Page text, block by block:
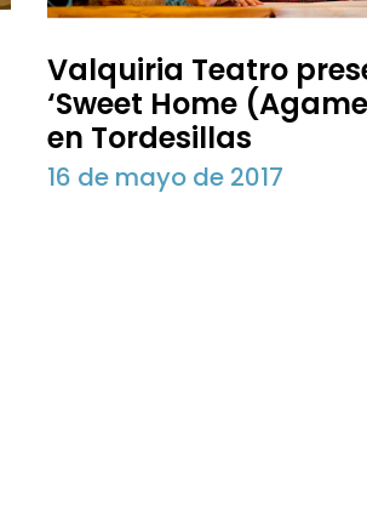
Valquiria Teatro
‘Sweet Home
en Tordesillas
16 de mayo de 2017